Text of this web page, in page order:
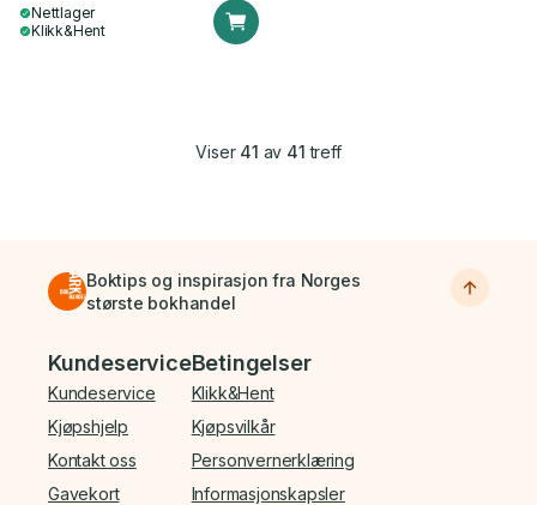
Nettlager
Klikk&Hent
Viser 41 av 41 treff
Boktips og inspirasjon fra Norges
største bokhandel
Bunnmeny
Kundeservice
Kundeservice
Kjøpshjelp
Kontakt oss
Gavekort
Betingelser
Klikk&Hent
Kjøpsvilkår
Personvernerklæring
Informasjonskapsler